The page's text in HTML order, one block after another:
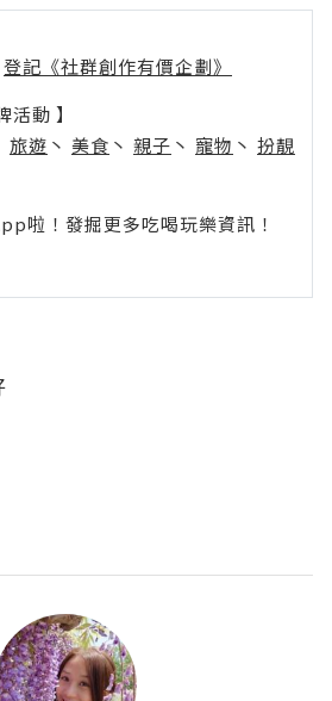
登記《社群創作有價企劃》
動 】
旅遊 丶 美食 丶 親子 丶 寵物 丶 扮靚
啦！發掘更多吃喝玩樂資訊！